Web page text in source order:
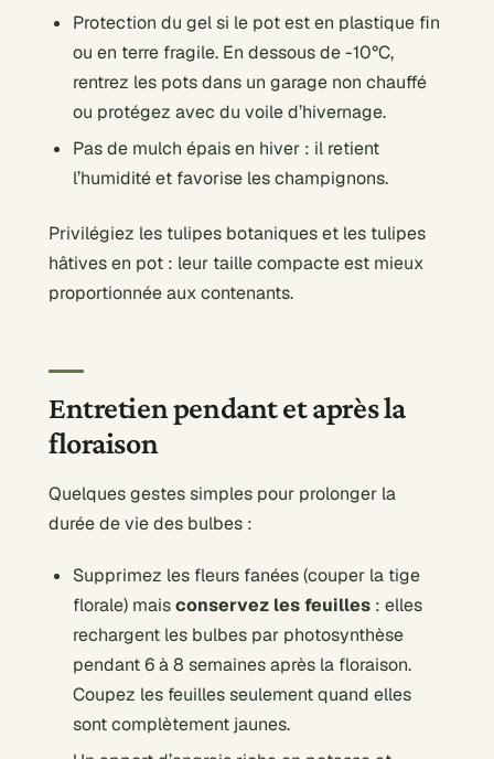
Protection du gel si le pot est en plastique fin
ou en terre fragile. En dessous de -10°C,
rentrez les pots dans un garage non chauffé
ou protégez avec du voile d’hivernage.
Pas de mulch épais en hiver : il retient
l’humidité et favorise les champignons.
Privilégiez les tulipes botaniques et les tulipes
hâtives en pot : leur taille compacte est mieux
proportionnée aux contenants.
Entretien pendant et après la
floraison
Quelques gestes simples pour prolonger la
durée de vie des bulbes :
Supprimez les fleurs fanées (couper la tige
florale) maisconservez les feuilles : elles
rechargent les bulbes par photosynthèse
pendant 6 à 8 semaines après la floraison.
Coupez les feuilles seulement quand elles
sont complètement jaunes.